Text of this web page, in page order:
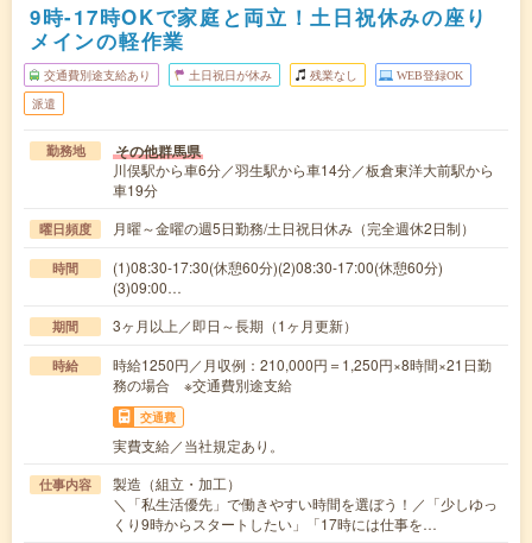
9時-17時OKで家庭と両立！土日祝休みの座り
メインの軽作業
交通費別途支給あり 土日祝日が休み 残業なし WEB登録OK
派遣
勤務地 その他群馬県
川俣駅から車6分／羽生駅から車14分／板倉東洋大前駅から
車19分
曜日頻度 月曜～金曜の週5日勤務/土日祝日休み（完全週休2日制）
時間
(1)08:30-17:30(休憩60分)(2)08:30-17:00(休憩60分)
(3)09:00…
期間 3ヶ月以上／即日～長期（1ヶ月更新）
時給
時給1250円／月収例：210,000円＝1,250円×8時間×21日勤
務の場合 ※交通費別途支給
交通費
実費支給／当社規定あり。
仕事内容
製造（組立・加工）
＼「私生活優先」で働きやすい時間を選ぼう！／「少しゆっ
くり9時からスタートしたい」「17時には仕事を…